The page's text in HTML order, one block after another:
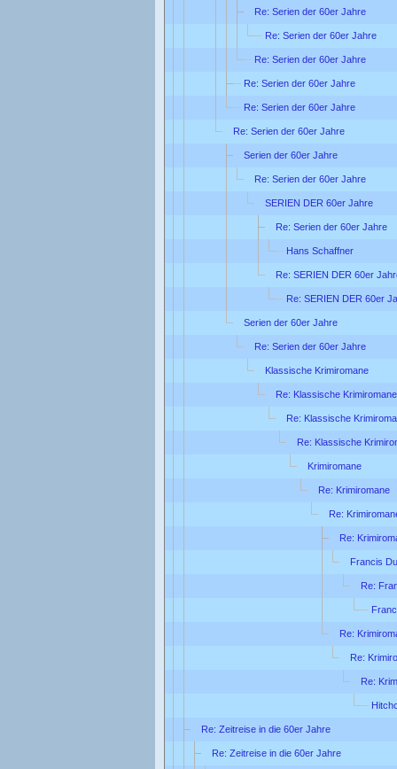
Re: Serien der 60er Jahre
Re: Serien der 60er Jahre
Re: Serien der 60er Jahre
Re: Serien der 60er Jahre
Re: Serien der 60er Jahre
Re: Serien der 60er Jahre
Serien der 60er Jahre
Re: Serien der 60er Jahre
SERIEN DER 60er Jahre
Re: Serien der 60er Jahre
Hans Schaffner
Re: SERIEN DER 60er
Re: SERIEN DER 60er
Serien der 60er Jahre
Re: Serien der 60er Jahre
Klassische Krimiromane
Re: Klassische Krimiromane
Re: Klassische
Re: Klassische
Krimiromane
Re: Krimiromane
Re:
Re:
Francis
Re:
Re:
Re:
Re:
Re: Zeitreise in die 60er Jahre
Re: Zeitreise in die 60er Jahre